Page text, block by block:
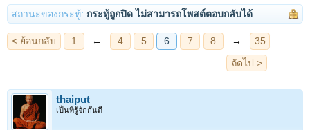
สถานะของกระทู้: กระทู้ถูกปิด ไม่สามารถโพสต์ตอบกลับได้
thaiput
เป็นที่รู้จักกันดี